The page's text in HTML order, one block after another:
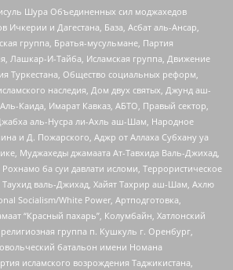
Шура Объединенных сил моджахедов
Ичкерии и Дагестана, База, Асбат аль-Ансар,
группа, Братья-мусульмане, Партия
Лашкар-И-Тайба, Исламская группа, Движение
Туркестана, Общество социальных реформ,
наследия, Дом двух святых, Джунд аш-
Каида, Имарат Кавказ, АБТО, Правый сектор,
аль-Нусра ли-Ахль аш-Шам, Народное
и Д. Пожарского, Аджр от Аллаха Субхану уа
Муджахеды джамаата Ат-Тавхида Валь-Джихад,
ба суи давлати исломи, Террористическое
Таухид валь-Джихад, Хайят Тахрир аш-Шам, Ахлю
Socialism/White Power, Артподготовка,
“Красный пахарь”, Колумбайн, Хатлонский
группа п. Кушкуль г. Оренбург,
батальон имени Номана
исламского возрождения Таджикистана,